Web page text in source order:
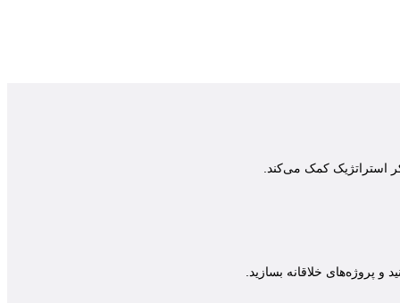
استراتژیک کمک می‌کند.
پروژه‌های خلاقانه بسازید.